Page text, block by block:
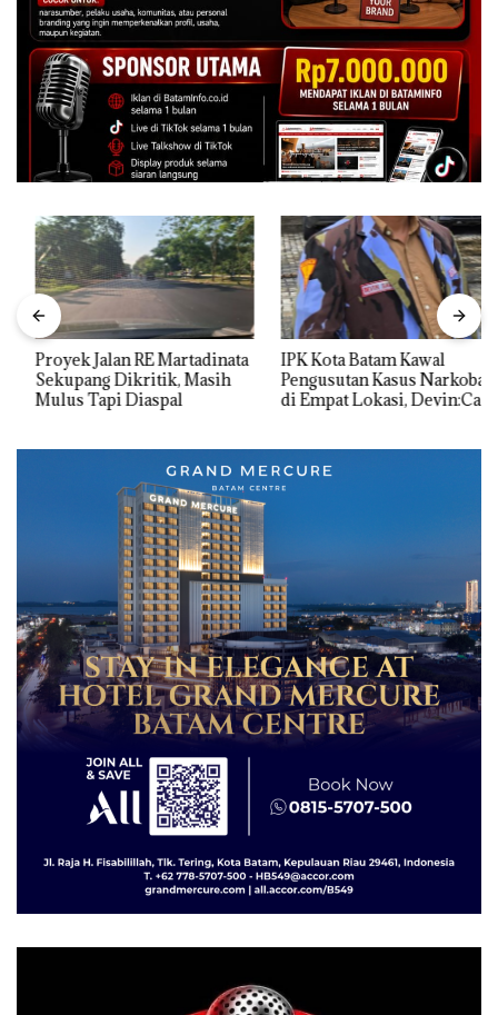
Proyek Jalan RE Martadinata
Sekupang Dikritik, Masih
Mulus Tapi Diaspal
IPK Kota Batam Kawal
Pengusutan Kasus Narkoba
di Empat Lokasi, Devin:Cari